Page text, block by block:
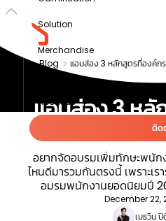
Solution
Merchandise
About us
ติด
Blog แอบส่อง 3 หลักสูตรที่องค์ก
แอบส่อง 3 หลั
ไทยเลือกอ
อยากจัดอบรมเพิ่มทักษะพนัก
ไหนดีมารวมกันตรงนี้ เพราะเ
อมรมพนักงานยอดนิยมปี
December 22,
เมธวิน